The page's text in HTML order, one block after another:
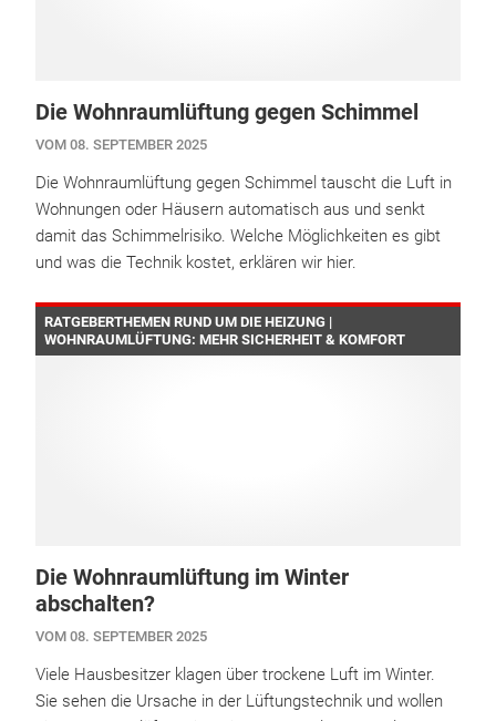
Die Wohnraumlüftung gegen Schimmel
VOM 08. SEPTEMBER 2025
Die Wohnraumlüftung gegen Schimmel tauscht die Luft in
Wohnungen oder Häusern automatisch aus und senkt
damit das Schimmelrisiko. Welche Möglichkeiten es gibt
und was die Technik kostet, erklären wir hier.
RATGEBERTHEMEN RUND UM DIE HEIZUNG |
WOHNRAUMLÜFTUNG: MEHR SICHERHEIT & KOMFORT
Die Wohnraumlüftung im Winter
abschalten?
VOM 08. SEPTEMBER 2025
Viele Hausbesitzer klagen über trockene Luft im Winter.
Sie sehen die Ursache in der Lüftungstechnik und wollen